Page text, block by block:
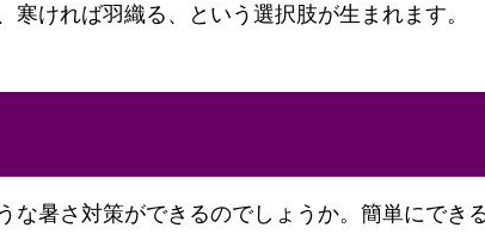
ければ羽織る、という選択肢が生まれます。
暑さ対策ができるのでしょうか。簡単にでき